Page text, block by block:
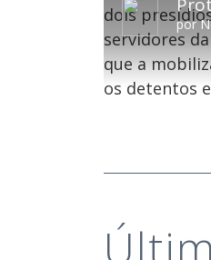
por
2
%
dois
servidores
que a
os detentos